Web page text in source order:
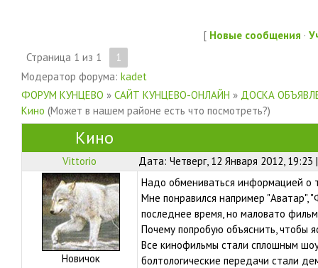
[ Новые сообщения ·
Страница 1 из 1
1
Модератор форума: kadet
ФОРУМ КУНЦЕВО » САЙТ КУНЦЕВО-ОНЛАЙН » ДОСКА
Кино (Может в нашем районе есть что посмотреть?)
Кино
Vittorio Дата: Четверг, 12 Января 2012,
Новичок
Надо обмениваться информацией о
Мне понравился например "Аватар",
последнее время, но маловато
Почему попробую объяснить, чтобы
Все кинофильмы стали сплошным
болтологические передачи стали